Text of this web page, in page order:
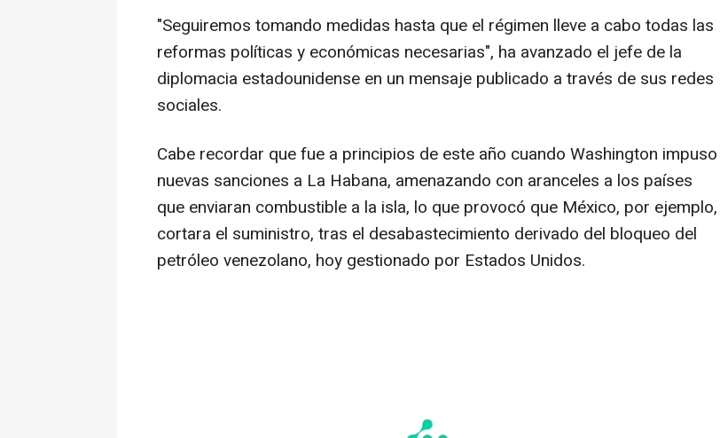
"Seguiremos tomando medidas hasta que el régimen lleve a cabo todas las
reformas políticas y económicas necesarias", ha avanzado el jefe de la
diplomacia estadounidense en un mensaje publicado a través de sus redes
sociales.
Cabe recordar que fue a principios de este año cuando Washington impuso
nuevas sanciones a La Habana, amenazando con aranceles a los países
que enviaran combustible a la isla, lo que provocó que México, por ejemplo,
cortara el suministro, tras el desabastecimiento derivado del bloqueo del
petróleo venezolano, hoy gestionado por Estados Unidos.